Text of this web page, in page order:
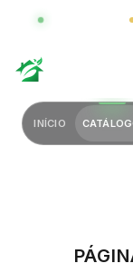
GLOBAL
INÍCIO